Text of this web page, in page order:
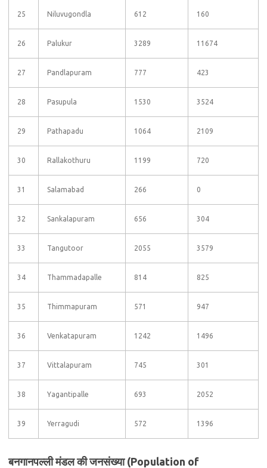
25 Niluvugondla 612 160
26 Palukur 3289 11674
27 Pandlapuram 777 423
28 Pasupula 1530 3524
29 Pathapadu 1064 2109
30 Rallakothuru 1199 720
31 Salamabad 266 0
32 Sankalapuram 656 304
33 Tangutoor 2055 3579
34 Thammadapalle 814 825
35 Thimmapuram 571 947
36 Venkatapuram 1242 1496
37 Vittalapuram 745 301
38 Yagantipalle 693 2052
39 Yerragudi 572 1396
बनगानपल्ली मंडल की जनसंख्या (Population of